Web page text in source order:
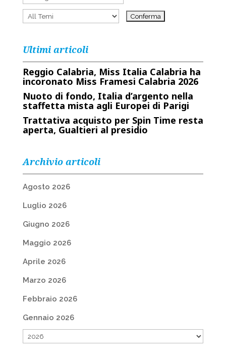
Ultimi articoli
Reggio Calabria, Miss Italia Calabria ha
incoronato Miss Framesi Calabria 2026
Nuoto di fondo, Italia d’argento nella
staffetta mista agli Europei di Parigi
Trattativa acquisto per Spin Time resta
aperta, Gualtieri al presidio
Archivio articoli
Agosto 2026
Luglio 2026
Giugno 2026
Maggio 2026
Aprile 2026
Marzo 2026
Febbraio 2026
Gennaio 2026